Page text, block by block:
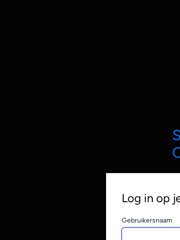
Log in op
Gebruikersnaam